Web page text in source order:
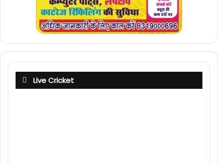
Live Cricket